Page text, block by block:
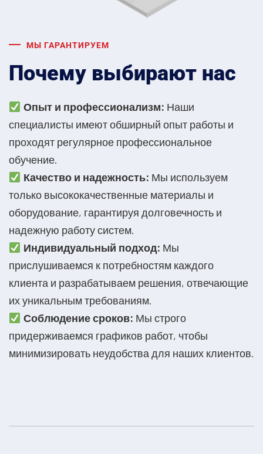
МЫ ГАРАНТИРУЕМ
Почему выбирают нас
Опыт и профессионализм: Наши
специалисты имеют обширный опыт работы и
проходят регулярное профессиональное
обучение.
Качество и надежность: Мы используем
только высококачественные материалы и
оборудование, гарантируя долговечность и
надежную работу систем.
Индивидуальный подход: Мы
прислушиваемся к потребностям каждого
клиента и разрабатываем решения, отвечающие
их уникальным требованиям.
Соблюдение сроков: Мы строго
придерживаемся графиков работ, чтобы
минимизировать неудобства для наших клиентов.